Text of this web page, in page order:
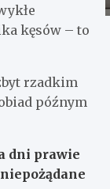
kęsów – to
rzadkim
późnym
dni prawie